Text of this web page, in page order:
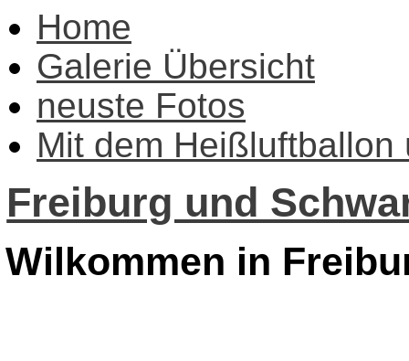
Home
Galerie Übersicht
neuste Fotos
Mit dem Heißluftballon
Freiburg und
Wilkommen in